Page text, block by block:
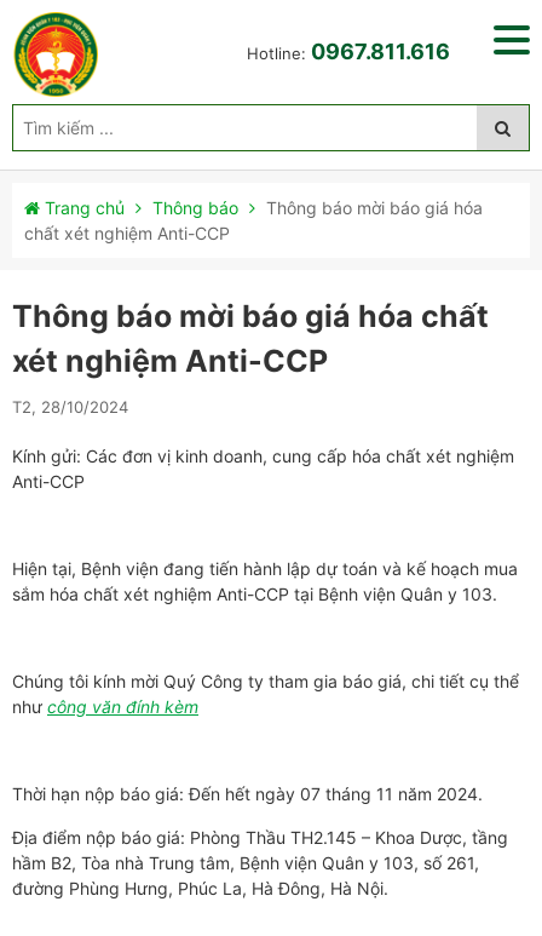
Hotline: 0967.811.616
Trang chủ Thông báo
Thông báo mời báo giá hóa
chất xét nghiệm Anti-CCP
Thông báo mời báo giá hóa chất
xét nghiệm Anti-CCP
T2, 28/10/2024
Kính gửi: Các đơn vị kinh doanh, cung cấp hóa chất xét nghiệm
Anti-CCP
Hiện tại, Bệnh viện đang tiến hành lập dự toán và kế hoạch mua
sắm hóa chất xét nghiệm Anti-CCP tại Bệnh viện Quân y 103.
Chúng tôi kính mời Quý Công ty tham gia báo giá, chi tiết cụ thể
như công văn đính kèm
Thời hạn nộp báo giá: Đến hết ngày 07 tháng 11 năm 2024.
Địa điểm nộp báo giá: Phòng Thầu TH2.145 – Khoa Dược, tầng
hầm B2, Tòa nhà Trung tâm, Bệnh viện Quân y 103, số 261,
đường Phùng Hưng, Phúc La, Hà Đông, Hà Nội.